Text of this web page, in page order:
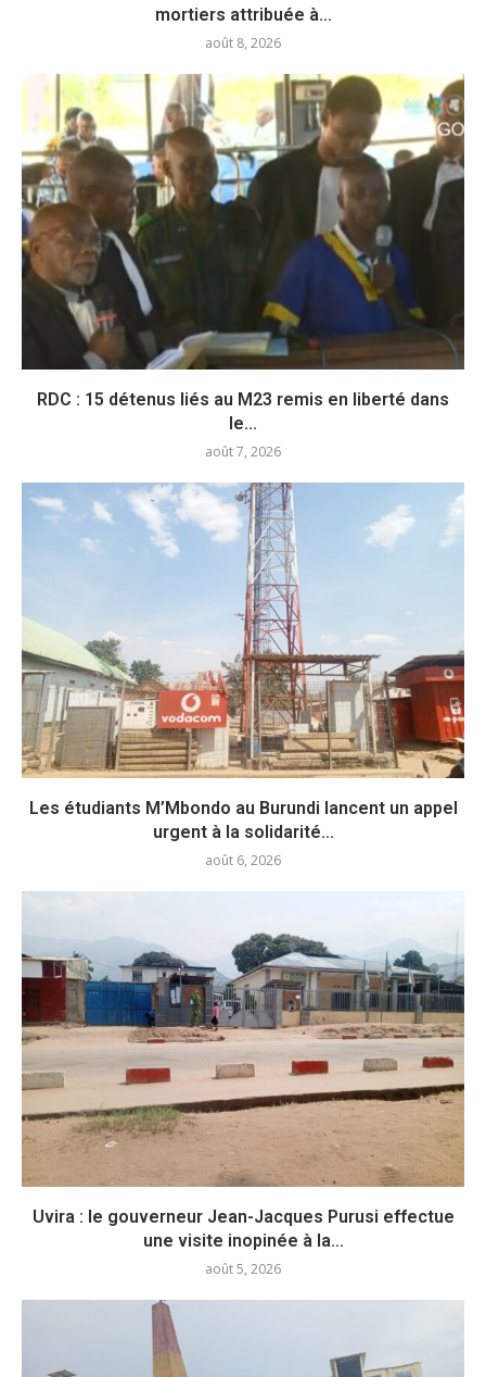
mortiers attribuée à...
août 8, 2026
RDC : 15 détenus liés au M23 remis en liberté dans
le...
août 7, 2026
Les étudiants M’Mbondo au Burundi lancent un appel
urgent à la solidarité...
août 6, 2026
Uvira : le gouverneur Jean-Jacques Purusi effectue
une visite inopinée à la...
août 5, 2026